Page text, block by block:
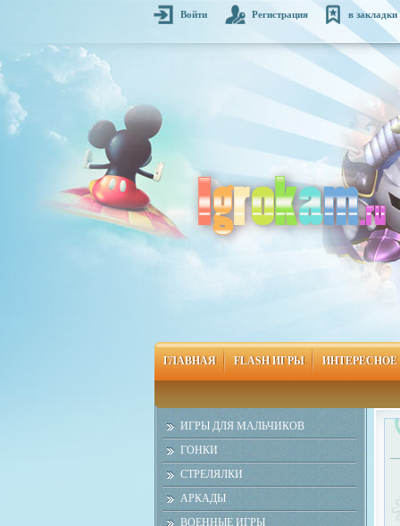
Войти Регистрация в закладки
ГЛАВНАЯ FLASH ИГРЫ ИНТЕРЕСНОЕ
ИГРЫ ДЛЯ МАЛЬЧИКОВ
ГОНКИ
СТРЕЛЯЛКИ
АРКАДЫ
ВОЕННЫЕ ИГРЫ